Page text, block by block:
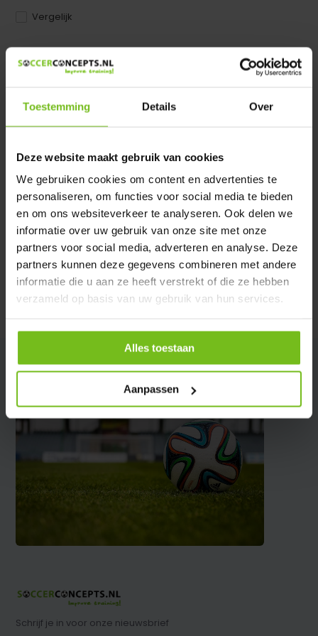
Toestemming Details Over
Deze website maakt gebruik van cookies
We gebruiken cookies om content en advertenties te
personaliseren, om functies voor social media te bieden
en om ons websiteverkeer te analyseren. Ook delen we
informatie over uw gebruik van onze site met onze
partners voor social media, adverteren en analyse. Deze
partners kunnen deze gegevens combineren met andere
informatie die u aan ze heeft verstrekt of die ze hebben
verzameld op basis van uw gebruik van hun services.
Alles toestaan
Aanpassen
Vergelijk
Dir product is beschikbaar in de volgende varianten:
We helpen u graag met meer informatie
Verstuur email
Productomschrijving
Reviews
Schrijf je in voor onze nieuwsbrief